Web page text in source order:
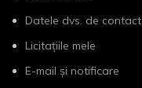
Datele dvs. de contact
Licitațiile mele
E-mail și notificare